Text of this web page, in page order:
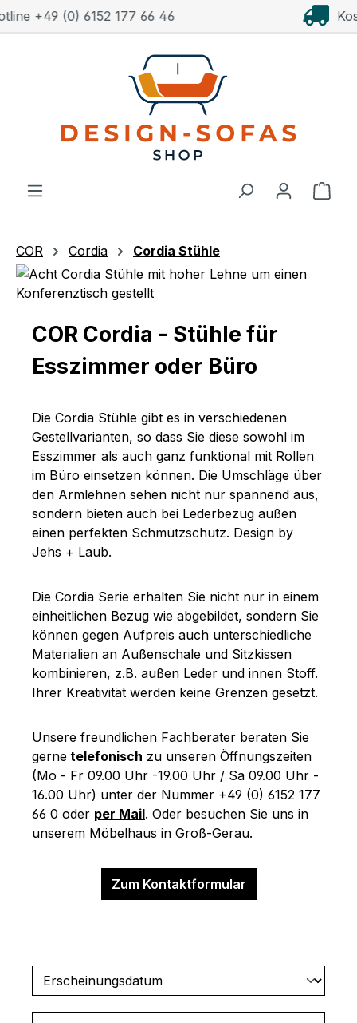
Zum Hauptinhalt springen
Kostenloser Versand ab 1.000€**
COR Cordia Cordia Stühle
COR Cordia - Stühle für
Esszimmer oder Büro
Die Cordia Stühle gibt es in verschiedenen
Gestellvarianten, so dass Sie diese sowohl im
Esszimmer als auch ganz funktional mit Rollen
im Büro einsetzen können. Die Umschläge über
den Armlehnen sehen nicht nur spannend aus,
sondern bieten auch bei Lederbezug außen
einen perfekten Schmutzschutz. Design by
Jehs + Laub.
Die Cordia Serie erhalten Sie nicht nur in einem
einheitlichen Bezug wie abgebildet, sondern Sie
können gegen Aufpreis auch unterschiedliche
Materialien an Außenschale und Sitzkissen
kombinieren, z.B. außen Leder und innen Stoff.
Ihrer Kreativität werden keine Grenzen gesetzt.
Unsere freundlichen Fachberater beraten Sie
gerne telefonisch zu unseren Öffnungszeiten
(Mo - Fr 09.00 Uhr -19.00 Uhr / Sa 09.00 Uhr -
16.00 Uhr) unter der Nummer +49 (0) 6152 177
66 0 oder per Mail. Oder besuchen Sie uns in
unserem Möbelhaus in Groß-Gerau.
Zum Kontaktformular